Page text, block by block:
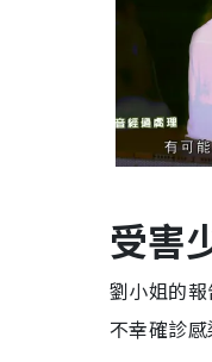
受害
劉小姐的
不幸確診